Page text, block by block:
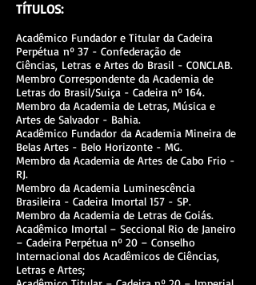
TÍTULOS:
Acadêmico Fundador e Titular da Cadeira
Perpétua nº 37 - Confederação de
Ciências, Letras e Artes do Brasil - CONCLAB.
Membro Correspondente da Academia de
Letras do Brasil/Suiça - Cadeira nº 164.
Membro da Academia de Letras, Música e
Artes de Salvador - Bahia.
Acadêmico Fundador da Academia Mineira de
Belas Artes - Belo Horizonte - MG.
Membro da Academia de Artes de Cabo Frio -
RJ.
Membro da Academia Luminescência
Brasileira - Cadeira Imortal 157 - SP.
Membro da Academia de Letras de Goiás.
Acadêmico Imortal – Seccional Rio de Janeiro
– Cadeira Perpétua nº 20 – Conselho
Internacional dos Acadêmicos de Ciências,
Letras e Artes;